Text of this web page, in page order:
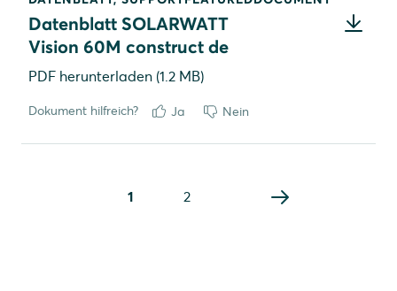
Datenblatt SOLARWATT
Vision 60M construct de
PDF herunterladen (1.2 MB)
Dokument hilfreich? Ja Nein
1 2